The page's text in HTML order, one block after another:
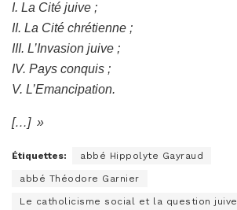
I. La Cité juive ;
II. La Cité chrétienne ;
III. L’Invasion juive ;
IV. Pays conquis ;
V. L’Emancipation.
[…] »
Étiquettes: abbé Hippolyte Gayraud
abbé Théodore Garnier
Le catholicisme social et la question juive